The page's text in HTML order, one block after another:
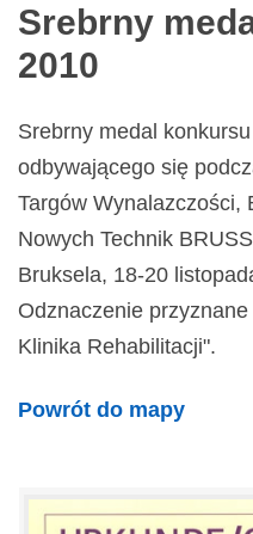
Srebrny
2010
Srebrny medal
odbywającego się
Targów Wynalazczości,
Nowych Technik
Bruksela, 18-20
Odznaczenie
Klinika Rehabilitacji".
Powrót do mapy